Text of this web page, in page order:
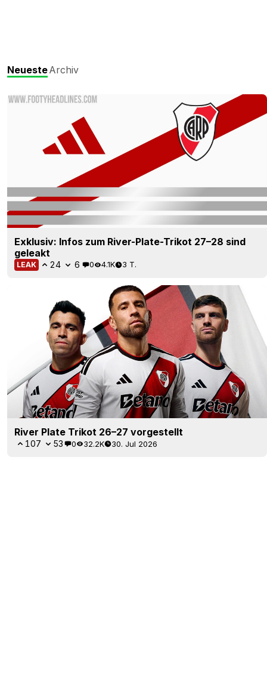
NeuesteArchiv
Exklusiv: Infos zum River-Plate-Trikot 27–28 sind
geleakt
LEAK 24 6 0 4.1K 3 T.
River Plate Trikot 26–27 vorgestellt
107 53 0 32.2K 30. Jul 2026